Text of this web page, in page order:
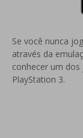
Se você nunca
através da
conhecer um
PlayStation 3.